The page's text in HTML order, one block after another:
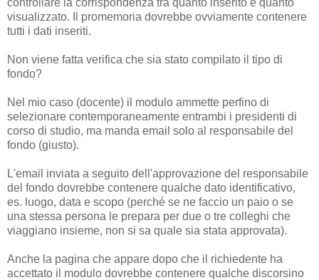
visualizzato. Il promemoria dovrebbe ovviamente contenere
tutti i dati inseriti.
Non viene fatta verifica che sia stato compilato il tipo di
fondo?
Nel mio caso (docente) il modulo ammette perfino di
selezionare contemporaneamente entrambi i presidenti di
corso di studio, ma manda email solo al responsabile del
fondo (giusto).
L'email inviata a seguito dell'approvazione del responsabile
del fondo dovrebbe contenere qualche dato identificativo,
es. luogo, data e scopo (perché se ne faccio un paio o se
una stessa persona le prepara per due o tre colleghi che
viaggiano insieme, non si sa quale sia stata approvata).
Anche la pagina che appare dopo che il richiedente ha
accettato il modulo dovrebbe contenere qualche discorsino